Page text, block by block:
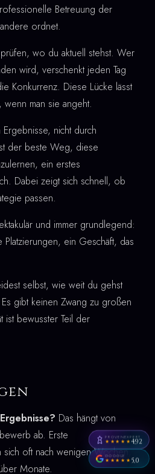
Betreuung der
ordnet.
wo du aktuell stehst. Wer
wird, verschenkt jeden Tag
Konkurrenz. Diese Lücke lässt
man sie angeht.
nicht durch
der beste Weg, diese
ein erstes
Dabei zeigt sich schnell, ob
passen.
und immer grundlegend:
ein Geschäft, das
selbst, wie weit du gehst
gibt keinen Zwang zu großen
ist bewusster Teil der
Das hängt von
ab. Erste
oft nach wenigen Wochen,
Monate.
PROVENEXPERT
★★★★★4,92
GOOGLE
★★★★★5,0